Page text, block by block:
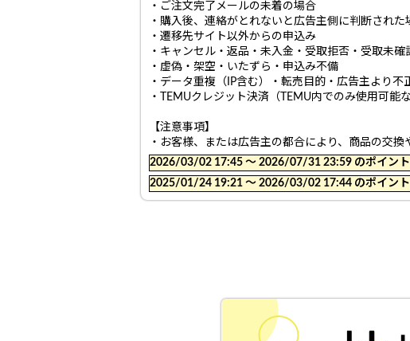
・ご注文完了メールの未着の場合
・購入後、連絡がとれないと広告主側に判断された
・遷移先サイト以外からの申込み
・キャンセル・返品・未入金・受取拒否・受取未確
・虚偽・架空・いたずら・申込み不備
・データ重複（IP含む）・転売目的・広告主より不
・TEMUクレジット決済（TEMU内でのみ使用可
【注意事項】
・お客様、または広告主の都合により、商品の交
2026/03/02 17:45 〜 2026/07/31 23:59 のポイント
2025/01/24 19:21 〜 2026/03/02 17:44 のポイント